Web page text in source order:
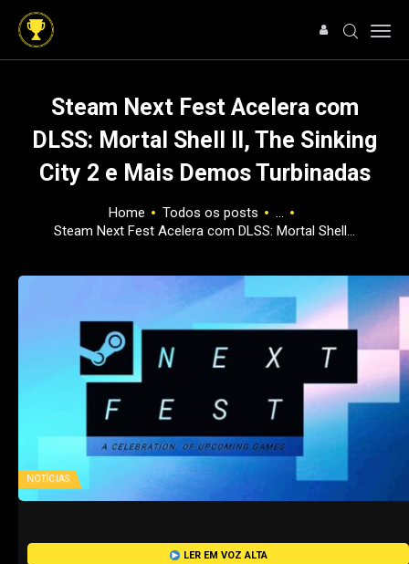
Steam Next Fest Acelera com
DLSS: Mortal Shell II, The Sinking
City 2 e Mais Demos Turbinadas
Home Todos os posts
...
Steam Next Fest Acelera com DLSS: Mortal Shell...
HOME
NOTÍCIAS
ANÁLISES
SOBRE NÓS
NOTÍCIAS
LER EM VOZ ALTA